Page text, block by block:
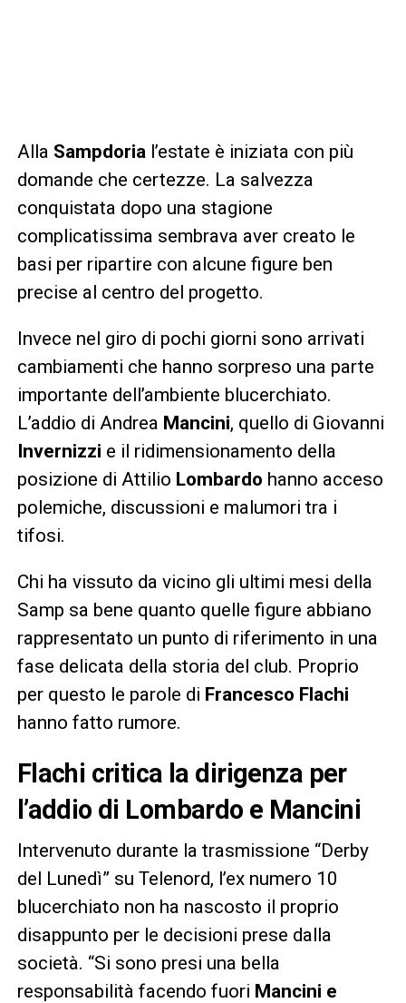
Alla Sampdoria l’estate è iniziata con più
domande che certezze. La salvezza
conquistata dopo una stagione
complicatissima sembrava aver creato le
basi per ripartire con alcune figure ben
precise al centro del progetto.
Invece nel giro di pochi giorni sono arrivati
cambiamenti che hanno sorpreso una parte
importante dell’ambiente blucerchiato.
L’addio di Andrea Mancini, quello di Giovanni
Invernizzi e il ridimensionamento della
posizione di Attilio Lombardo hanno acceso
polemiche, discussioni e malumori tra i
tifosi.
Chi ha vissuto da vicino gli ultimi mesi della
Samp sa bene quanto quelle figure abbiano
rappresentato un punto di riferimento in una
fase delicata della storia del club. Proprio
per questo le parole di Francesco Flachi
hanno fatto rumore.
Flachi critica la dirigenza per
l’addio di Lombardo e Mancini
Intervenuto durante la trasmissione “Derby
del Lunedì” su Telenord, l’ex numero 10
blucerchiato non ha nascosto il proprio
disappunto per le decisioni prese dalla
società. “Si sono presi una bella
responsabilità facendo fuori Mancini e